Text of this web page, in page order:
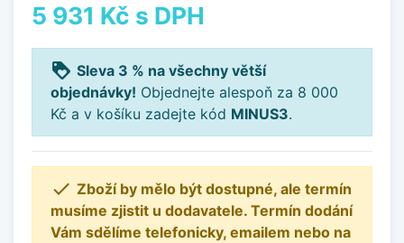
5 931 Kč s DPH
loyalty Sleva 3 % na všechny větší
objednávky! Objednejte alespoň za 8 000
Kč a v košíku zadejte kód MINUS3.
 Zboží by mělo být dostupné, ale termín
musíme zjistit u dodavatele. Termín dodání
Vám sdělíme telefonicky, emailem nebo na